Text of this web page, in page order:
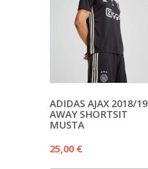
ADIDAS AJAX 2018/19
AWAY SHORTSIT
MUSTA
25,00 €